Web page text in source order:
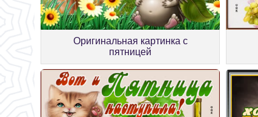
Оригинальная картинка с
пятницей